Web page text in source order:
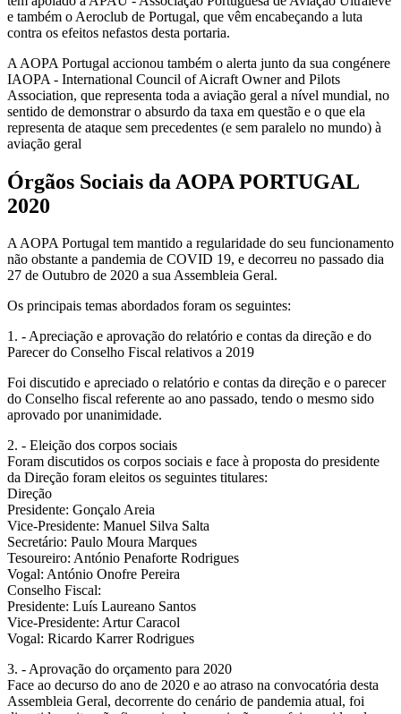
e também o Aeroclub de Portugal, que vêm encabeçando a luta
contra os efeitos nefastos desta portaria.
A AOPA Portugal accionou também o alerta junto da sua congénere
IAOPA - International Council of Aicraft Owner and Pilots
Association, que representa toda a aviação geral a nível mundial, no
sentido de demonstrar o absurdo da taxa em questão e o que ela
representa de ataque sem precedentes (e sem paralelo no mundo) à
aviação geral
Órgãos Sociais da AOPA PORTUGAL
2020
A AOPA Portugal tem mantido a regularidade do seu funcionamento
não obstante a pandemia de COVID 19, e decorreu no passado dia
27 de Outubro de 2020 a sua Assembleia Geral.
Os principais temas abordados foram os seguintes:
1. - Apreciação e aprovação do relatório e contas da direção e do
Parecer do Conselho Fiscal relativos a 2019
Foi discutido e apreciado o relatório e contas da direção e o parecer
do Conselho fiscal referente ao ano passado, tendo o mesmo sido
aprovado por unanimidade.
2. - Eleição dos corpos sociais
Foram discutidos os corpos sociais e face à proposta do presidente
da Direção foram eleitos os seguintes titulares:
Direção
Presidente: Gonçalo Areia
Vice-Presidente: Manuel Silva Salta
Secretário: Paulo Moura Marques
Tesoureiro: António Penaforte Rodrigues
Vogal: António Onofre Pereira
Conselho Fiscal:
Presidente: Luís Laureano Santos
Vice-Presidente: Artur Caracol
Vogal: Ricardo Karrer Rodrigues
3. - Aprovação do orçamento para 2020
Face ao decurso do ano de 2020 e ao atraso na convocatória desta
Assembleia Geral, decorrente do cenário de pandemia atual, foi